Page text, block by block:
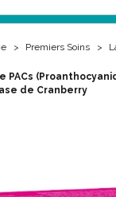
Premiers Soins
PACs
de Cranberry